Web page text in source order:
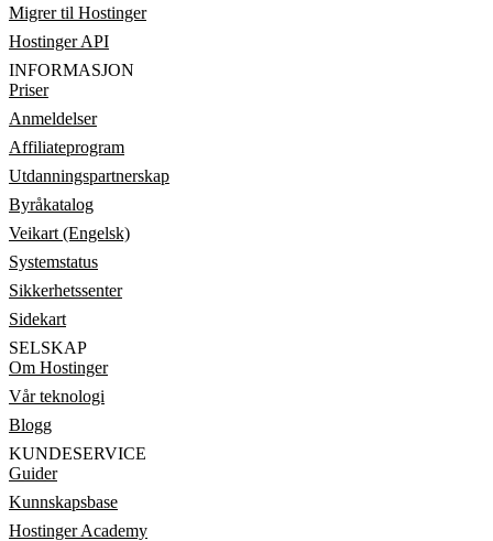
Migrer til Hostinger
Hostinger API
INFORMASJON
Priser
Anmeldelser
Affiliateprogram
Utdanningspartnerskap
Byråkatalog
Veikart (Engelsk)
Systemstatus
Sikkerhetssenter
Sidekart
SELSKAP
Om Hostinger
Vår teknologi
Blogg
KUNDESERVICE
Guider
Kunnskapsbase
Hostinger Academy